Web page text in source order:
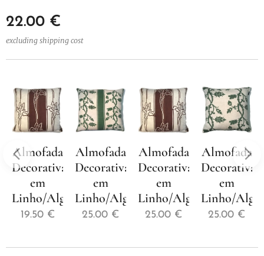
22.00 €
excluding shipping cost
Almofada
Decorativa
em
Linho/Algodão
19.50€
Almofada
Decorativa
em
Linho/Algodão
25.00 €
Almofada
Decorativa
em
Linho/Algodão
25.00 €
Almofada
Decorativa
em
Linho/
25.00 €